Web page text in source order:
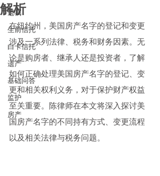
遗嘱
生前信托
白卡信托
遗产
基础问答
监护
房产
解析
在纽约州，美国房产名字的登记和变更
涉及一系列法律、税务和财务因素。无
论是购房者、继承人还是投资者，了解
如何正确处理美国房产名字的登记、变
更和相关权利义务，对于保护财产权益
至关重要。陈律师在本文将深入探讨美
国房产名字的不同持有方式、变更流程
以及相关法律与税务问题。